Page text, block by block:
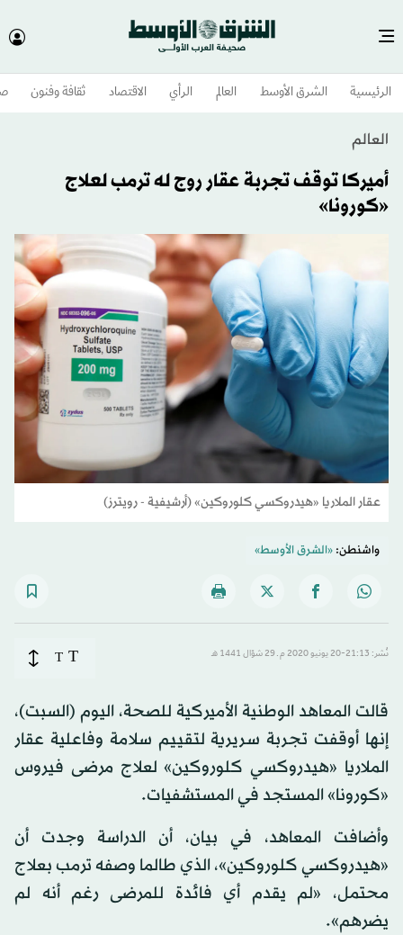
الرئيسية الشرق الأوسط​ العالم الرأي الاقتصاد ثقافة وفنون
العالم
أميركا توقف تجربة عقار روج له ترمب لعلاج
«كورونا»
عقار الملاريا «هيدروكسي كلوروكين» (أرشيفية - رويترز)
واشنطن:«الشرق الأوسط»
نُشر: 21:13-20 يونيو 2020 م ـ 29 شوّال 1441 هـ T
T
قالت المعاهد الوطنية الأميركية للصحة، اليوم (السبت)،
إنها أوقفت تجربة سريرية لتقييم سلامة وفاعلية عقار
الملاريا «هيدروكسي كلوروكين» لعلاج مرضى فيروس
«كورونا» المستجد في المستشفيات.
وأضافت المعاهد، في بيان، أن الدراسة وجدت أن
«هيدروكسي كلوروكين»، الذي طالما وصفه ترمب بعلاج
محتمل، «لم يقدم أي فائدة للمرضى رغم أنه لم
يضرهم».